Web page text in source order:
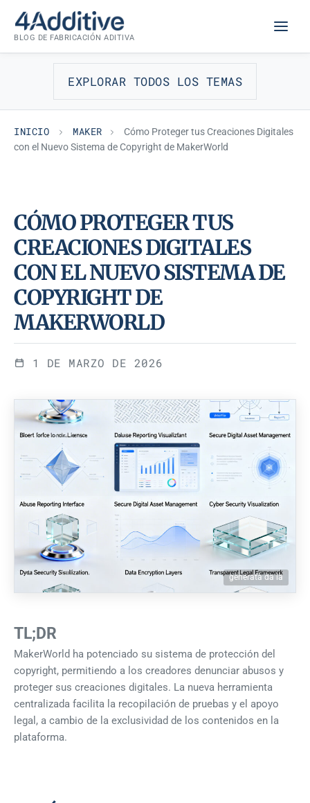
contenido
BLOG DE FABRICACIÓN ADITIVA
EXPLORAR TODOS LOS TEMAS
INICIO MAKER
Cómo Proteger tus Creaciones Digitales
con el Nuevo Sistema de Copyright de MakerWorld
MAKER
CÓMO PROTEGER TUS
CREACIONES DIGITALES
CON EL NUEVO SISTEMA DE
COPYRIGHT DE
MAKERWORLD
1 DE MARZO DE 2026
generata da ia
TL;DR
MakerWorld ha potenciado su sistema de protección del
copyright, permitiendo a los creadores denunciar abusos y
proteger sus creaciones digitales. La nueva herramienta
centralizada facilita la recopilación de pruebas y el apoyo
legal, a cambio de la exclusividad de los contenidos en la
plataforma.